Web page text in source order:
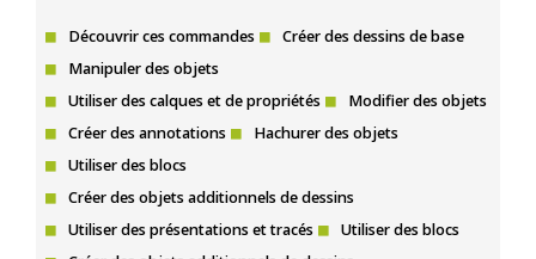
Découvrir ces commandes
Créer des dessins de base
Manipuler des objets
Utiliser des calques et de propriétés
Modifier des objets
Créer des annotations
Hachurer des objets
Utiliser des blocs
Créer des objets additionnels de dessins
Utiliser des présentations et tracés
Utiliser des blocs